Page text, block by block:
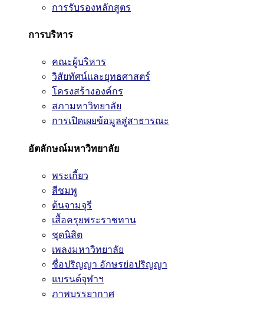
การรับรองหลักสูตร
การบริหาร
คณะผู้บริหาร
วิสัยทัศน์และยุทธศาสตร์
โครงสร้างองค์กร
สภามหาวิทยาลัย
การเปิดเผยข้อมูลสู่สาธารณะ
อัตลักษณ์มหาวิทยาลัย
พระเกี้ยว
สีชมพู
ต้นจามจุรี
เสื้อครุยพระราชทาน
ชุดนิสิต
เพลงมหาวิทยาลัย
ชื่อปริญญา อักษรย่อปริญญา
แบรนด์จุฬาฯ
ภาพบรรยากาศ